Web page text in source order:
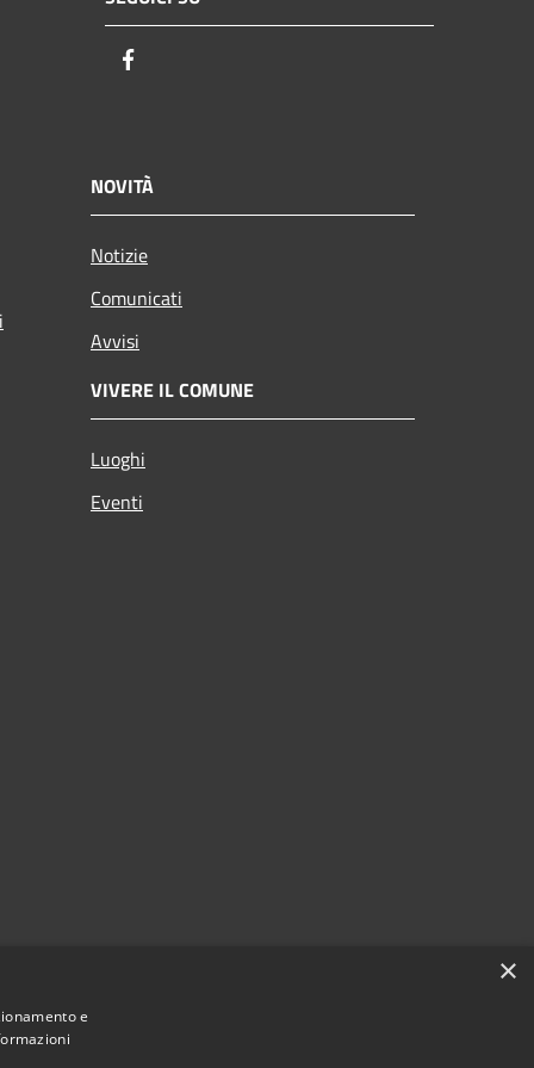
NOVITÀ
Notizie
Comunicati
Avvisi
VIVERE IL COMUNE
Luoghi
Eventi
×
e